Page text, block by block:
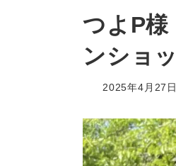
つよP
ンショ
2025年4月27日